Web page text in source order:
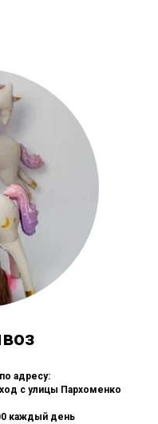
адресу:
с улицы Пархоменко
каждый день